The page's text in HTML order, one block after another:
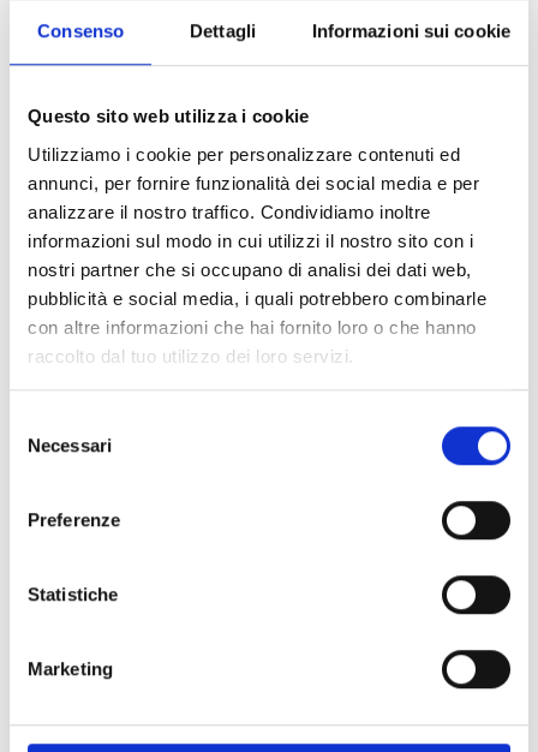
Consenso Dettagli Informazioni sui cookie
Questo sito web utilizza i cookie
Utilizziamo i cookie per personalizzare contenuti ed
annunci, per fornire funzionalità dei social media e per
analizzare il nostro traffico. Condividiamo inoltre
informazioni sul modo in cui utilizzi il nostro sito con i
nostri partner che si occupano di analisi dei dati web,
pubblicità e social media, i quali potrebbero combinarle
con altre informazioni che hai fornito loro o che hanno
raccolto dal tuo utilizzo dei loro servizi.
delNecessari
Preferenze
Statistiche
Marketing
PROCESSIONE E FESTA DI JACHIM
Artigianato/tradizioni
16/08/2026
Tarres
Saperne di più